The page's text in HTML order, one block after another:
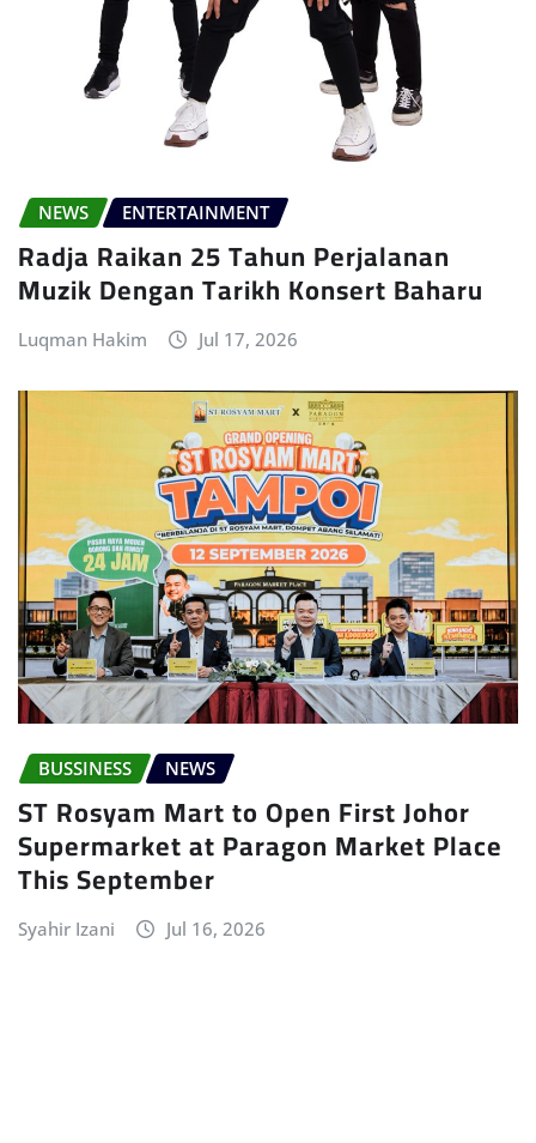
NEWS ENTERTAINMENT
Radja Raikan 25 Tahun Perjalanan
Muzik Dengan Tarikh Konsert Baharu
Luqman Hakim Jul 17, 2026
BUSSINESS NEWS
ST Rosyam Mart to Open First Johor
Supermarket at Paragon Market Place
This September
Syahir Izani Jul 16, 2026